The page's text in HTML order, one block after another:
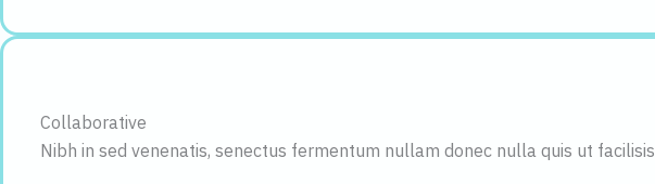
Collaborative
Nibh in sed venenatis, senectus fermentum nullam donec nulla quis ut facilisis